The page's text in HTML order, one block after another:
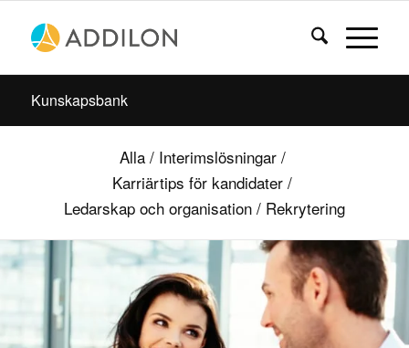
Kunskapsbank
Alla / Interimslösningar /
Karriärtips för kandidater /
Ledarskap och organisation / Rekrytering